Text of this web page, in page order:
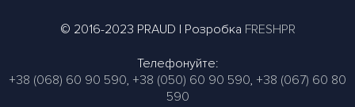
© 2016-2023 PRAUD | Розробка FRESHPR
Телефонуйте:
+38 (068) 60 90 590, +38 (050) 60 90 590, +38 (067) 60 80
590